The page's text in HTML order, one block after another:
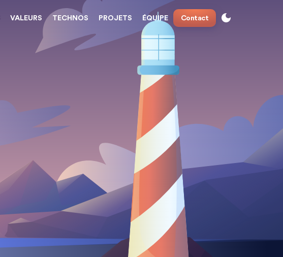
VALEURS TECHNOS PROJETS ÉQUIPE Contact